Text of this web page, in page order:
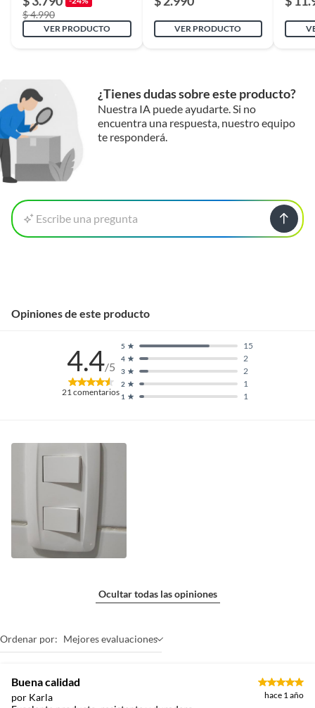
$ 4.990
VER PRODUCTO VER PRODUCTO
¿Tienes dudas sobre este producto?
Nuestra IA puede ayudarte. Si no
encuentra una respuesta, nuestro equipo
te responderá.
Escribe una pregunta
Opiniones de este producto
4.4/5
21comentarios 1 1
2 1
3 2
4 2
5 15
Ocultar todas las opiniones
Ordenar por: Mejores evaluaciones
Buena calidad
por Karla hace 1 año